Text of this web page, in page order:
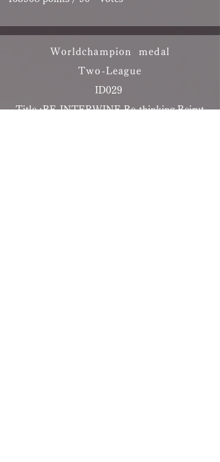
Worldchampion medal
Two-League
ID029 ​
Title :RE-INTERWINE Re-thinking Beirut